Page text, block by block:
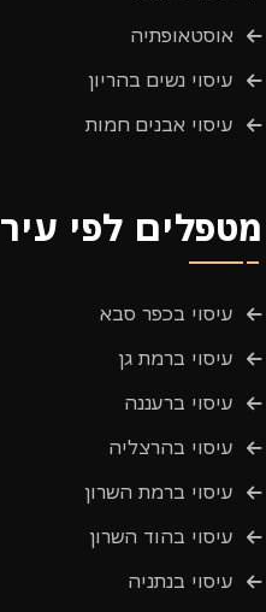
אוסטאופתיה
עיסוי נשים בהריון
עיסוי אבנים חמות
מטפלים לפי עיר
עיסוי בכפר סבא
עיסוי ברמת גן
עיסוי ברעננה
עיסוי בהרצליה
עיסוי ברמת השרון
עיסוי בהוד השרון
עיסוי בנתניה